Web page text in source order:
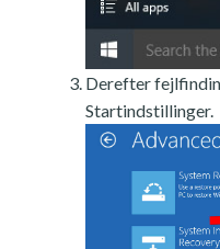
Derefter
Startindstillinger.